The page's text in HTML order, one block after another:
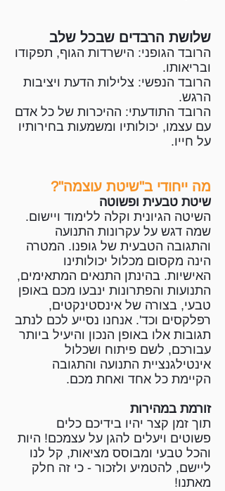
שלושת הרבדים שבכל שלב
הרובד הגופני: הישרדות הגוף, תפקודו
ובריאותו.
הרובד הנפשי: צלילות הדעת ויציבות
הרגש.
הרובד התודעתי: ההיכרות של כל אדם
עם עצמו, יכולותיו ומשמעות בחירותיו
על חייו.
מה ייחודי ב"שיטת עוצמה"?
שיטת טבעית ופשוטה
השיטה הגיונית וקלה ללימוד ויישום.
שמה דגש על עקרונות התנועה
והתגובה הטבעית של גופנו. המטרה
הינה מקסום מכלול יכולותינו
האישיות. בהינתן התנאים המתאימים,
התנועות והפתרונות ינבעו מכם באופן
טבעי, בצורה של אינסטינקטים,
רפלקסים וכד'. אנחנו נסייע לכם לנתב
תגובות אלו באופן הנכון והיעיל ביותר
עבורכם, לשם פיתוח ושכלול
אינטילגנציית התנועה והתגובה
הקיימת כל אחד ואחת מכם.
זורמת במהירות
תוך זמן קצר יהיו בידיכם כלים
פשוטים ויעלים להגן על עצמכם! היות
והכל טבעי ומבוסס מציאות, קל לנו
ליישם, להטמיע ולזכור - כי זה חלק
מאתנו!